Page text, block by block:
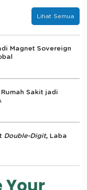
Lihat Semua
Magnet Sovereign
Sakit jadi
Double-Digit, Laba